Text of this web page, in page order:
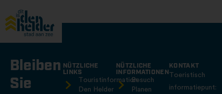
Bleiben
Sie
NÜTZLICHE
LINKS
Touristinformation
Den Helder
NÜTZLICHE
INFORMATIONEN
Besuch
Planen
KONTAKT
Toeristisch
informatiepunt: